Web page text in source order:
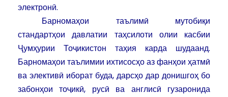
электронӣ.
Барномаҳои таълимӣ мутобиқи
стандартҳои давлатии таҳсилоти олии касбии
Ҷумҳурии Тоҷикистон таҳия карда шудаанд.
Барномаҳои таълимии ихтисосҳо аз фанҳои ҳатмӣ
ва элективӣ иборат буда, дарсҳо дар донишгоҳ бо
забонҳои тоҷикӣ, русӣ ва англисӣ гузаронида